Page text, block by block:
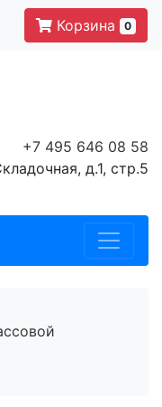
Корзина 0
+7 495 646 08 58
д.1, стр.5